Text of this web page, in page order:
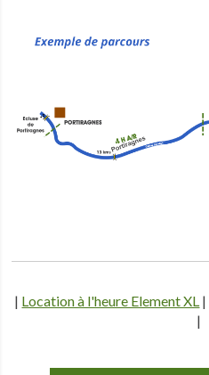
| Location à l'heure Element XL |
|